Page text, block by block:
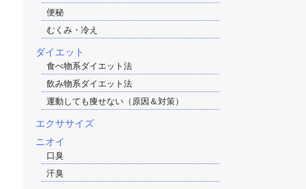
便秘
むくみ・冷え
ダイエット
食べ物系ダイエット法
飲み物系ダイエット法
運動しても痩せない（原因＆対策）
エクササイズ
ニオイ
口臭
汗臭